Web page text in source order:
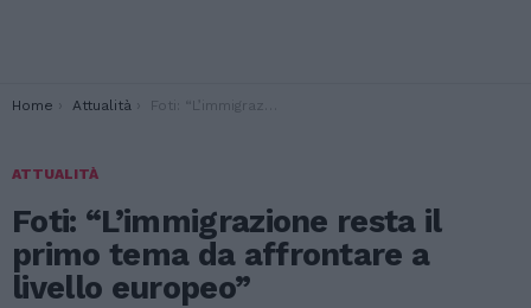
You are here:
Home Attualità Foti: “L’immigrazione resta il primo tema da affrontare a livello europeo”
ATTUALITÀ
Foti: “L’immigrazione resta il
primo tema da affrontare a
livello europeo”